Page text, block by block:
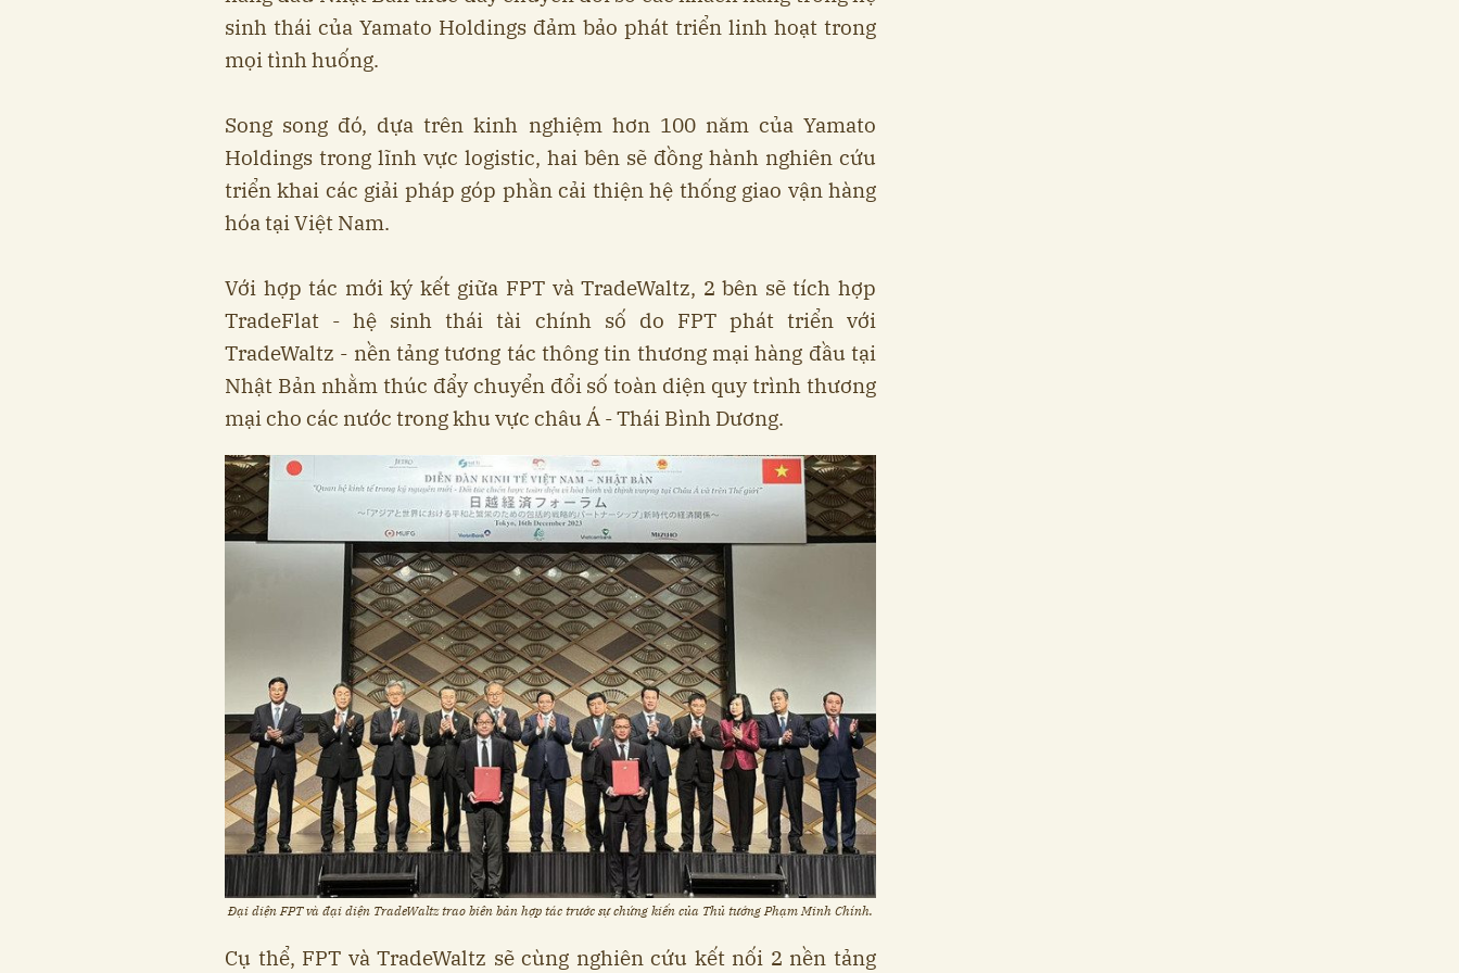
sinh thái của Yamato Holdings đảm bảo phát triển linh hoạt trong
mọi tình huống.
Song song đó, dựa trên kinh nghiệm hơn 100 năm của Yamato
Holdings trong lĩnh vực logistic, hai bên sẽ đồng hành nghiên cứu
triển khai các giải pháp góp phần cải thiện hệ thống giao vận hàng
hóa tại Việt Nam.
Với hợp tác mới ký kết giữa FPT và TradeWaltz, 2 bên sẽ tích hợp
TradeFlat - hệ sinh thái tài chính số do FPT phát triển với
TradeWaltz - nền tảng tương tác thông tin thương mại hàng đầu tại
Nhật Bản nhằm thúc đẩy chuyển đổi số toàn diện quy trình thương
mại cho các nước trong khu vực châu Á - Thái Bình Dương.
Đại diện FPT và đại diện TradeWaltz trao biên bản hợp tác trước sự chứng kiến của Thủ tướng Phạm Minh Chính.
Cụ thể, FPT và TradeWaltz sẽ cùng nghiên cứu kết nối 2 nền tảng